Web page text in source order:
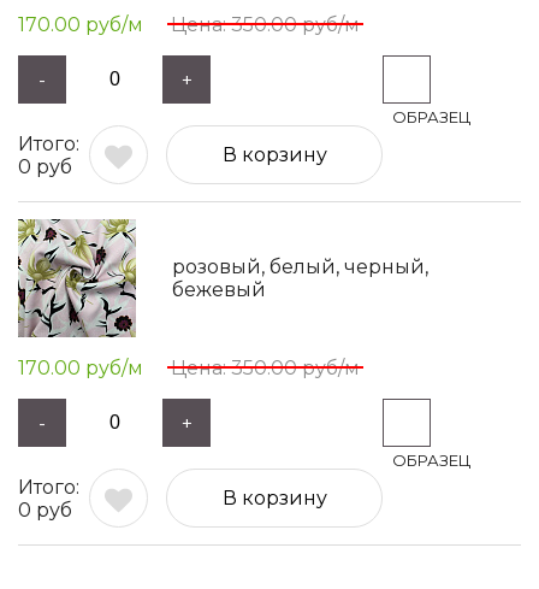
170.00 руб/м 350.00руб/м
- +
0 руб
В корзину
розовый, белый, черный,
бежевый
170.00 руб/м 350.00руб/м
- +
0 руб
В корзину